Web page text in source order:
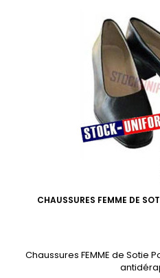
CHAUSSURES FEMME DE
Chaussures FEMME de Sotie